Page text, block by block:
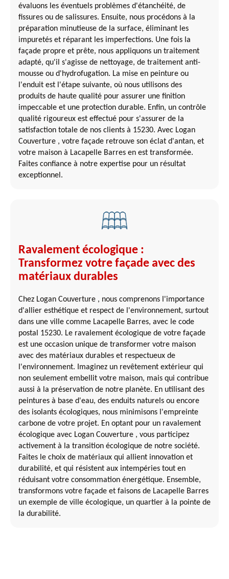
évaluons les éventuels problèmes d'étanchéité, de
fissures ou de salissures. Ensuite, nous procédons à la
préparation minutieuse de la surface, éliminant les
impuretés et réparant les imperfections. Une fois la
façade propre et prête, nous appliquons un traitement
adapté, qu'il s'agisse de nettoyage, de traitement anti-
mousse ou d'hydrofugation. La mise en peinture ou
l'enduit est l'étape suivante, où nous utilisons des
produits de haute qualité pour assurer une finition
impeccable et une protection durable. Enfin, un contrôle
qualité rigoureux est effectué pour s'assurer de la
satisfaction totale de nos clients à 15230. Avec Logan
Couverture , votre façade retrouve son éclat d'antan, et
votre maison à Lacapelle Barres en est transformée.
Faites confiance à notre expertise pour un résultat
exceptionnel.
Ravalement écologique :
Transformez votre façade avec des
matériaux durables
Chez Logan Couverture , nous comprenons l'importance
d'allier esthétique et respect de l'environnement, surtout
dans une ville comme Lacapelle Barres, avec le code
postal 15230. Le ravalement écologique de votre façade
est une occasion unique de transformer votre maison
avec des matériaux durables et respectueux de
l'environnement. Imaginez un revêtement extérieur qui
non seulement embellit votre maison, mais qui contribue
aussi à la préservation de notre planète. En utilisant des
peintures à base d'eau, des enduits naturels ou encore
des isolants écologiques, nous minimisons l'empreinte
carbone de votre projet. En optant pour un ravalement
écologique avec Logan Couverture , vous participez
activement à la transition écologique de notre société.
Faites le choix de matériaux qui allient innovation et
durabilité, et qui résistent aux intempéries tout en
réduisant votre consommation énergétique. Ensemble,
transformons votre façade et faisons de Lacapelle Barres
un exemple de ville écologique, un quartier à la pointe de
la durabilité.